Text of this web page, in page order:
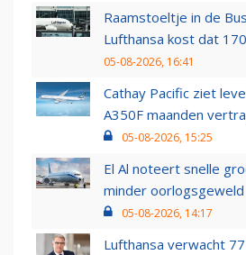
Raamstoeltje in de
Lufthansa kost dat
05-08-2026, 16:41
Cathay Pacific ziet
A350F maanden
05-08-2026, 15:25
El Al noteert snelle
minder oorlogsgeweld
05-08-2026, 14:17
Lufthansa verwacht